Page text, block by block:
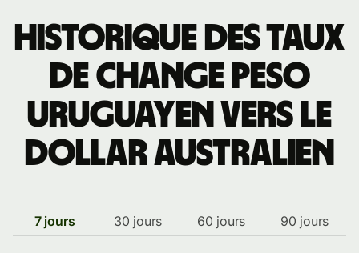
Historique des taux
de change peso
uruguayen vers le
dollar australien
7 jours 30 jours 60 jours 90 jours